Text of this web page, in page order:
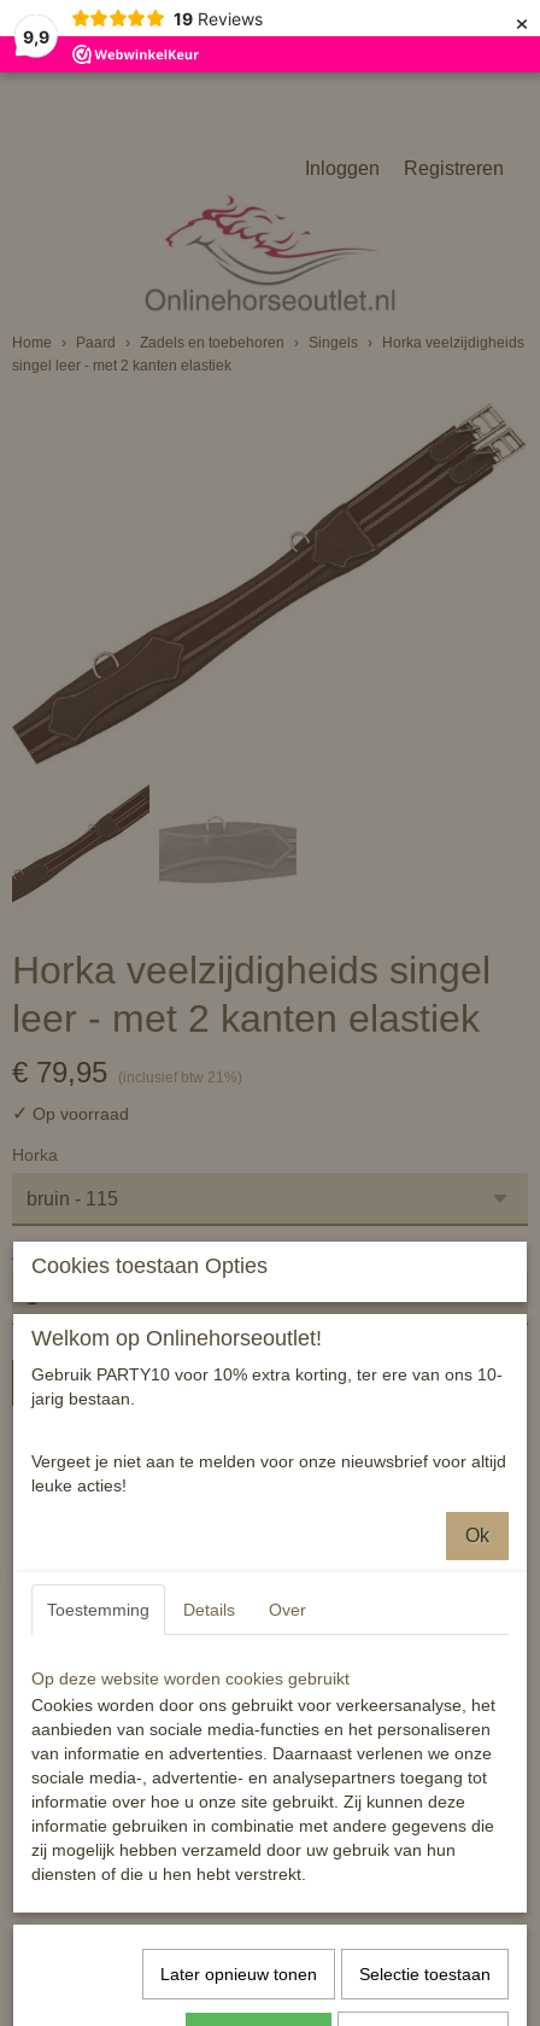
9,9
19 Reviews ×
Inloggen Registreren
Home › Paard › Zadels en toebehoren › Singels ›
Horka veelzijdigheids
singel leer - met 2 kanten elastiek
Horka veelzijdigheids singel
leer - met 2 kanten elastiek
€ 79,95 (inclusief btw 21%)
✓ Op voorraad
Horka
Aantal
In winkelwagen
zadel.
- zachte padding aan de onderzijde
- met bevestigingsringen voor hulpteugels
Ook interessant
Cookies toestaan Opties
Welkom op Onlinehorseoutlet!
Gebruik PARTY10 voor 10% extra korting, ter ere van ons 10-
jarig bestaan.
Vergeet je niet aan te melden voor onze nieuwsbrief voor altijd
leuke acties!
Ok
Toestemming Details Over
Op deze website worden cookies gebruikt
Cookies worden door ons gebruikt voor verkeersanalyse, het
aanbieden van sociale media-functies en het personaliseren
van informatie en advertenties. Daarnaast verlenen we onze
sociale media-, advertentie- en analysepartners toegang tot
informatie over hoe u onze site gebruikt. Zij kunnen deze
informatie gebruiken in combinatie met andere gegevens die
zij mogelijk hebben verzameld door uw gebruik van hun
diensten of die u hen hebt verstrekt.
Later opnieuw tonen Selectie toestaan